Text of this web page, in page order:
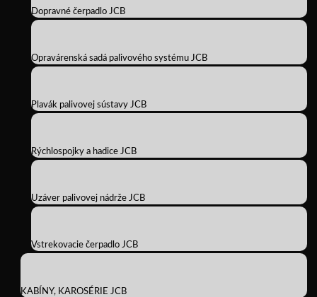
Dopravné čerpadlo JCB
Opravárenská sadá palivového systému JCB
Plavák palivovej sústavy JCB
Rýchlospojky a hadice JCB
Uzáver palivovej nádrže JCB
Vstrekovacie čerpadlo JCB
KABÍNY, KAROSÉRIE JCB